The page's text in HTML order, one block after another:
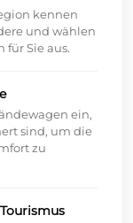
kennen
und wählen
für Sie aus.
ein,
sind, um die
zu